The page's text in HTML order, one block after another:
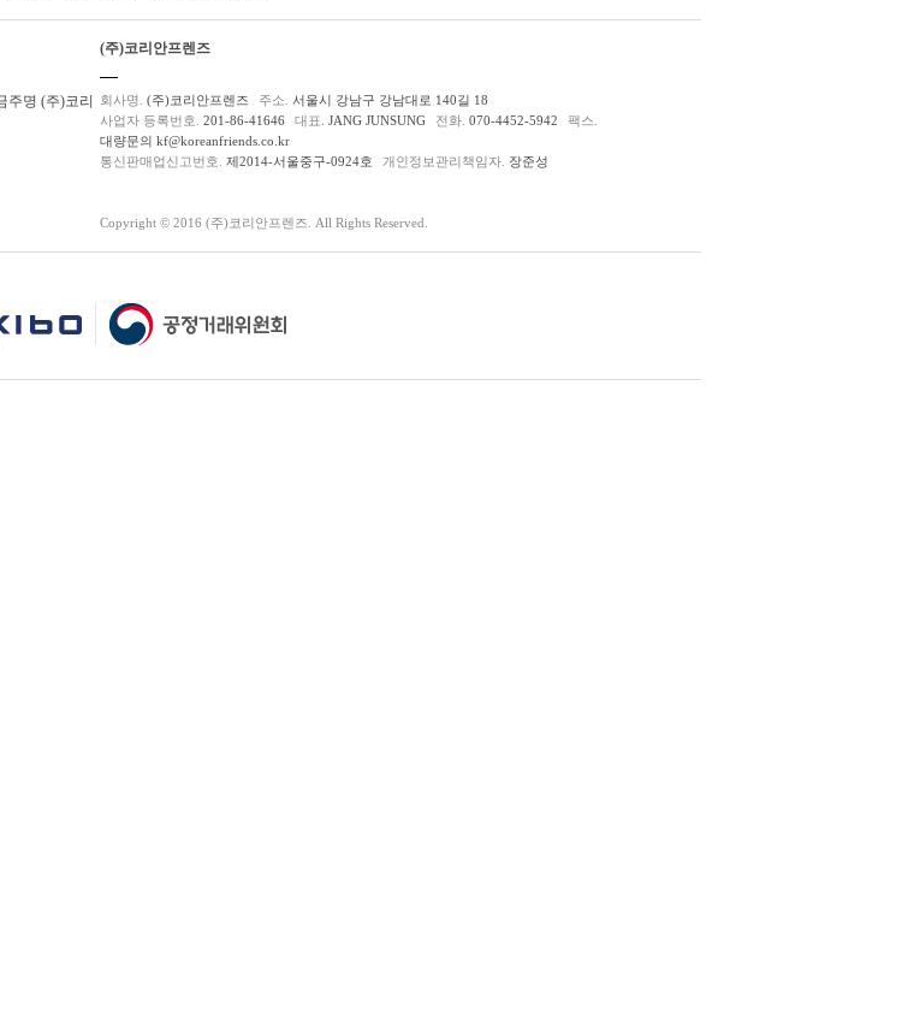
주명 (주)코리
(주)코리안프렌즈
회사명. (주)코리안프렌즈 주소. 서울시 강남구 강남대로 140길 18
사업자 등록번호. 201-86-41646 대표. JANG JUNSUNG 전화. 070-4452-5942
팩스.
대량문의 kf@koreanfriends.co.kr
통신판매업신고번호. 제2014-서울중구-0924호 개인정보관리책임자. 장준성
Copyright © 2016 (주)코리안프렌즈. All Rights Reserved.